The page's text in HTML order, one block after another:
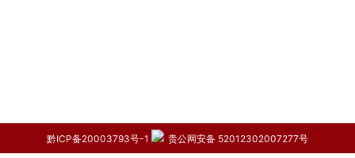
黔ICP备20003793号-1 贵公网安备 52012302007277号